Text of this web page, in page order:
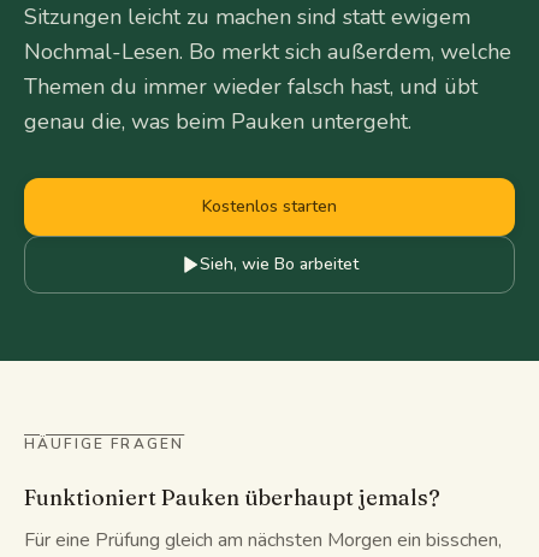
Sitzungen leicht zu machen sind statt ewigem
Nochmal-Lesen. Bo merkt sich außerdem, welche
Themen du immer wieder falsch hast, und übt
genau die, was beim Pauken untergeht.
Kostenlos starten
Sieh, wie Bo arbeitet
HÄUFIGE FRAGEN
Funktioniert Pauken überhaupt jemals?
Für eine Prüfung gleich am nächsten Morgen ein bisschen,